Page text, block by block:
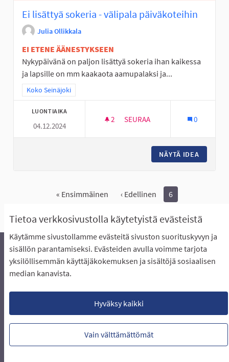
Tietoa verkkosivustolla käytetyistä evästeistä
Käytämme sivustollamme evästeitä sivuston suorituskyvyn ja
sisällön parantamiseksi. Evästeiden avulla voimme tarjota
yksilöllisemmän käyttäjäkokemuksen ja sisältöjä sosiaalisen
median kanavista.
Hyväksy kaikki
Vain välttämättömät
Ei lisättyä sokeria - välipala päiväkoteihin
Julia Ollikkala
EI ETENE ÄÄNESTYKSEEN
Nykypäivänä on paljon lisättyä sokeria ihan kaikessa
ja lapsille on mm kaakaota aamupalaksi ja...
Rajaa tulokset teeman mukaan: Koko Seinäjoki
Koko Seinäjoki
LUONTIAIKA
04.12.2024
2 2 SEURAAJAA
SEURAA 0
NÄYTÄ IDEA
« Ensimmäinen ‹ Edellinen 6
Näytä kaikki peruutetut ideat
Äänestyksen pikaohjeet
Usein kysytyt kysymykset
Näin äänestät Asukasbudjetissa
Lataa avoimet datatiedostot
Evästeasetukset
Verkkosivusto luotuvapaan ohjelmiston